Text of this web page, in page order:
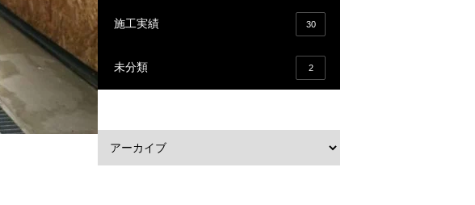
施工実績 30
未分類 2